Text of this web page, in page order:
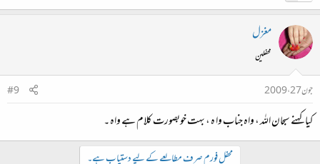
مغزل
محفلین
جون 27، 2009
#9
کیا کہنے سبحان اللہ ، واہ جناب وا ہ ، بہت خوبصورت کلام ہے واہ ۔
محفل فورم صرف مطالعے کے لیے دستیاب ہے۔